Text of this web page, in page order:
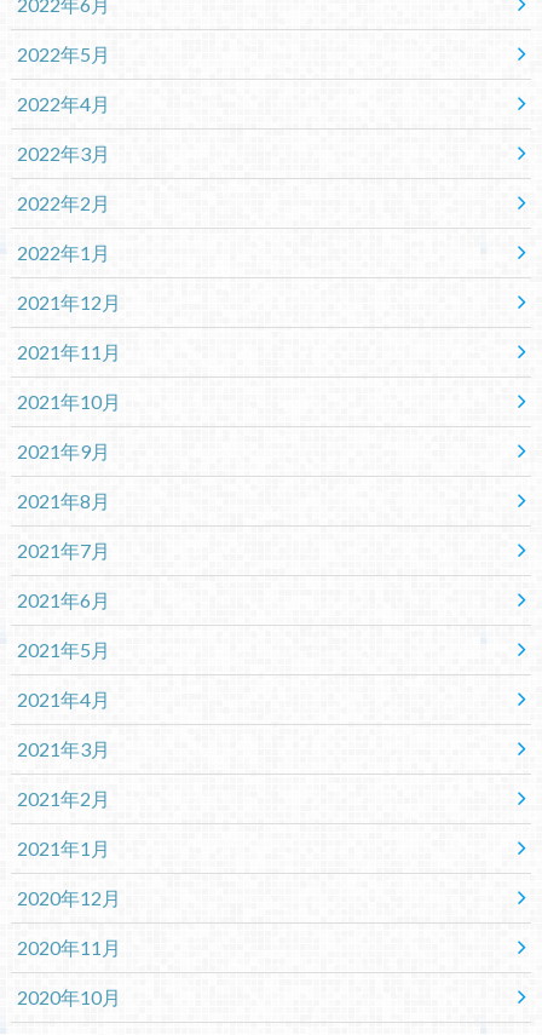
2022年6月
2022年5月
2022年4月
2022年3月
2022年2月
2022年1月
2021年12月
2021年11月
2021年10月
2021年9月
2021年8月
2021年7月
2021年6月
2021年5月
2021年4月
2021年3月
2021年2月
2021年1月
2020年12月
2020年11月
2020年10月